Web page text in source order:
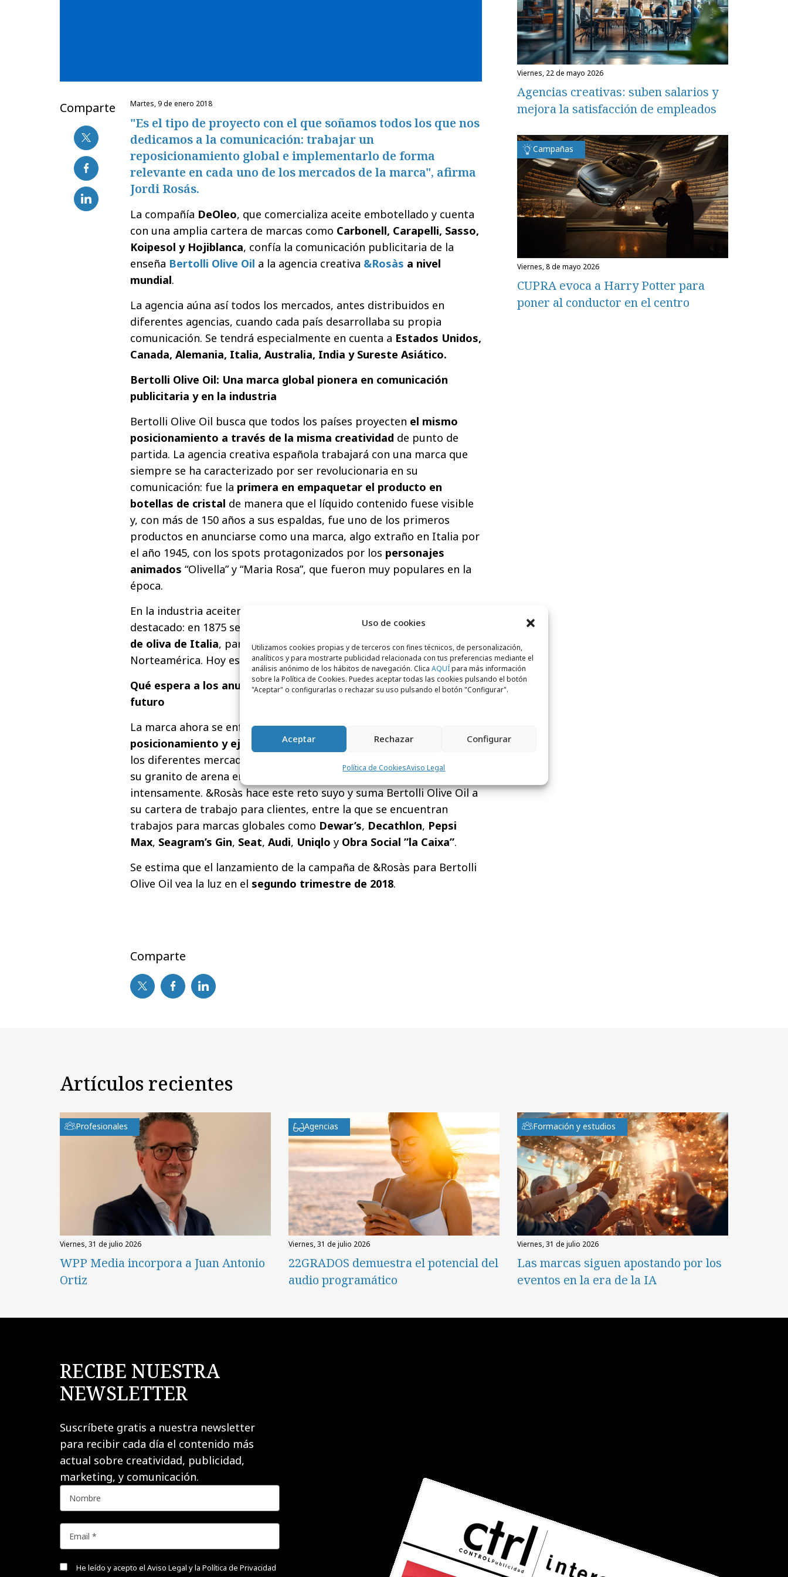
Uso de cookies
Utilizamos cookies propias y de terceros con fines técnicos, de personalización,
analíticos y para mostrarte publicidad relacionada con tus preferencias mediante el
análisis anónimo de los hábitos de navegación. Clica AQUÍpara más información
sobre la Política de Cookies. Puedes aceptar todas las cookies pulsando el botón
"Aceptar" o configurarlas o rechazar su uso pulsando el botón "Configurar".
Aceptar Rechazar Configurar
Política de CookiesAviso Legal
Comparte martes, 9 de enero 2018
"Es el tipo de proyecto con el que soñamos todos los que nos
dedicamos a la comunicación: trabajar un
reposicionamiento global e implementarlo de forma
relevante en cada uno de los mercados de la marca", afirma
Jordi Rosás.
La compañía DeOleo, que comercializa aceite embotellado y cuenta
con una amplia cartera de marcas como Carbonell, Carapelli, Sasso,
Koipesol y Hojiblanca, confía la comunicación publicitaria de la
enseña Bertolli Olive Oil a la agencia creativa &Rosàs a nivel
mundial.
La agencia aúna así todos los mercados, antes distribuidos en
diferentes agencias, cuando cada país desarrollaba su propia
comunicación. Se tendrá especialmente en cuenta a Estados Unidos,
Canada, Alemania, Italia, Australia, India y Sureste Asiático.
Bertolli Olive Oil: Una marca global pionera en comunicación
publicitaria y en la industria
Bertolli Olive Oil busca que todos los países proyecten el mismo
posicionamiento a través de la misma creatividad de punto de
partida. La agencia creativa española trabajará con una marca que
siempre se ha caracterizado por ser revolucionaria en su
comunicación: fue la primera en empaquetar el producto en
botellas de cristal de manera que el líquido contenido fuese visible
y, con más de 150 años a sus espaldas, fue uno de los primeros
productos en anunciarse como una marca, algo extraño en Italia por
el año 1945, con los spots protagonizados por los personajes
animados “Olivella” y “Maria Rosa”, que fueron muy populares en la
época.
En la industria aceitera, su
destacado: en 1875 se convirtió en la
primera exportadora de aceite
de oliva de Italia, para aquellos emigrantes que se encontraban en
Norteamérica. Hoy está presente en 50 países
Qué espera a los anuncios publicitarios de Bertolli Olive Oil en el
futuro
La marca ahora se enfrenta alreto de reforzar y aunar en
posicionamiento y ejecucionesque hasta ahora eran distintos en
los diferentes mercados, sin olvidar su propósito de marca: aportar
su granito de arena en un mundo en el que podemos disfrutar
intensamente. &Rosàs hace este reto suyo y suma Bertolli Olive Oil a
su cartera de trabajo para clientes, entre la que se encuentran
trabajos para marcas globales como Dewar’s, Decathlon, Pepsi
Max, Seagram’s Gin, Seat, Audi, Uniqlo y Obra Social ”la Caixa”.
Se estima que el lanzamiento de la campaña de &Rosàs para Bertolli
Olive Oil vea la luz en el segundo trimestre de 2018.
Comparte
viernes, 22 de mayo 2026
Agencias creativas: suben salarios y
mejora la satisfacción de empleados
Campañas
viernes, 8 de mayo 2026
CUPRA evoca a Harry Potter para
poner al conductor en el centro
Artículos recientes
Profesionales
viernes, 31 de julio 2026
WPP Media incorpora a Juan Antonio
Ortiz
Agencias
viernes, 31 de julio 2026
22GRADOS demuestra el potencial del
audio programático
Formación y estudios
viernes, 31 de julio 2026
Las marcas siguen apostando por los
eventos en la era de la IA
RECIBE NUESTRA
NEWSLETTER
Suscríbete gratis a nuestra newsletter
para recibir cada día el contenido más
actual sobre creatividad, publicidad,
marketing, y comunicación.
He leído y acepto el Aviso Legal y la Política de Privacidad